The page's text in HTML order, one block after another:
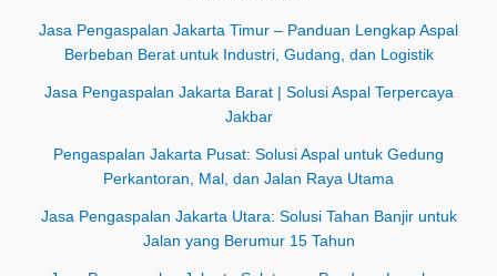
Jasa Pengaspalan Jakarta Timur – Panduan Lengkap Aspal
Berbeban Berat untuk Industri, Gudang, dan Logistik
Jasa Pengaspalan Jakarta Barat | Solusi Aspal Terpercaya
Jakbar
Pengaspalan Jakarta Pusat: Solusi Aspal untuk Gedung
Perkantoran, Mal, dan Jalan Raya Utama
Jasa Pengaspalan Jakarta Utara: Solusi Tahan Banjir untuk
Jalan yang Berumur 15 Tahun